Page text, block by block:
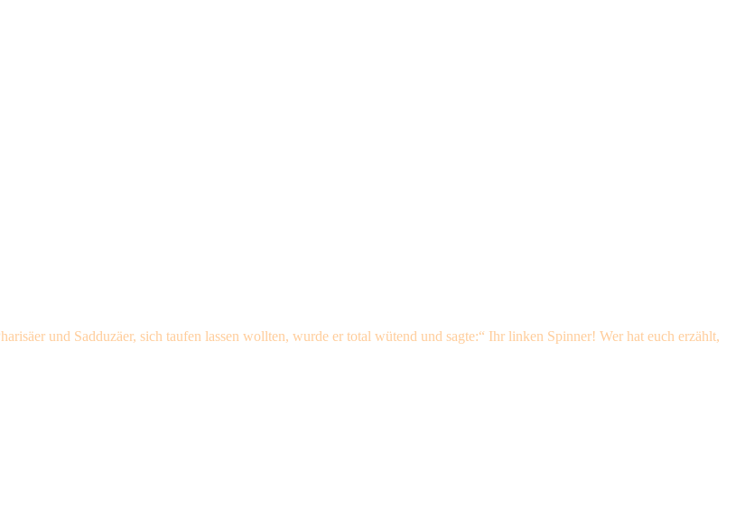
und Sadduzäer, sich taufen lassen wollten, wurde er total wütend und sagte:“ Ihr linken Spinner! Wer hat euch erzählt,